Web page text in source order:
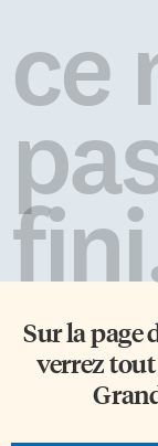
ce
Sur la page
verrez